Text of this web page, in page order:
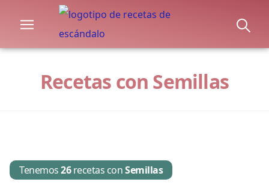
Recetas con Semillas
Tenemos26recetas conSemillas